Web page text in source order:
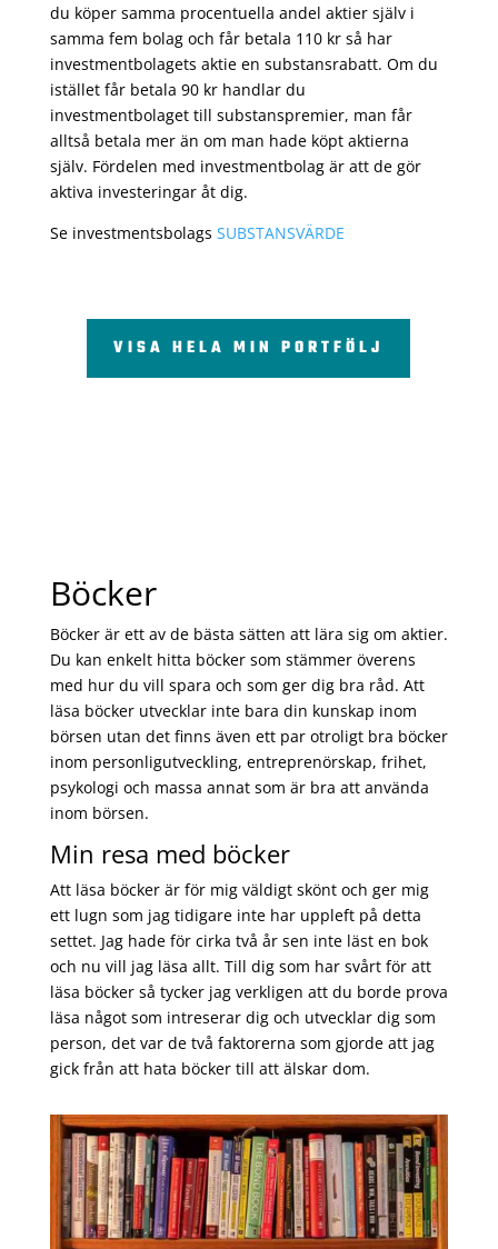
du köper samma procentuella andel aktier själv i
samma fem bolag och får betala 110 kr så har
investmentbolagets aktie en substansrabatt. Om du
istället får betala 90 kr handlar du
investmentbolaget till substanspremier, man får
alltså betala mer än om man hade köpt aktierna
själv. Fördelen med investmentbolag är att de gör
aktiva investeringar åt dig.
Se investmentsbolags SUBSTANSVÄRDE
VISA HELA MIN PORTFÖLJ
Böcker
Böcker är ett av de bästa sätten att lära sig om aktier.
Du kan enkelt hitta böcker som stämmer överens
med hur du vill spara och som ger dig bra råd. Att
läsa böcker utvecklar inte bara din kunskap inom
börsen utan det finns även ett par otroligt bra böcker
inom personligutveckling, entreprenörskap, frihet,
psykologi och massa annat som är bra att använda
inom börsen.
Min resa med böcker
Att läsa böcker är för mig väldigt skönt och ger mig
ett lugn som jag tidigare inte har uppleft på detta
settet. Jag hade för cirka två år sen inte läst en bok
och nu vill jag läsa allt. Till dig som har svårt för att
läsa böcker så tycker jag verkligen att du borde prova
läsa något som intreserar dig och utvecklar dig som
person, det var de två faktorerna som gjorde att jag
gick från att hata böcker till att älskar dom.